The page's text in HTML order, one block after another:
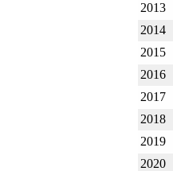
2013
2014
2015
2016
2017
2018
2019
2020